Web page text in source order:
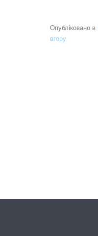
Опубліковано в
вгору